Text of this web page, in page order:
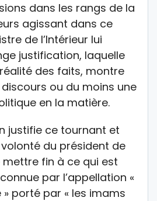
dans les rangs de la
agissant dans ce
de l’Intérieur lui
justification, laquelle
des faits, montre
ou du moins une
en la matière.
justifie ce tournant et
du président de
fin à ce qui est
par l’appellation «
porté par « les imams